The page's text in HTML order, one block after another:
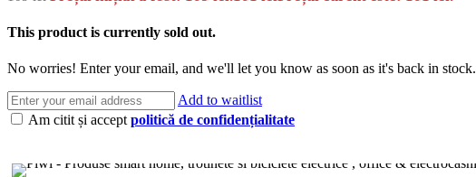
This product is currently sold out.
No worries! Enter your email, and we'll let you know as soon as it's back in stock.
Add to waitlist
Am citit și accept politică de confidențialitate